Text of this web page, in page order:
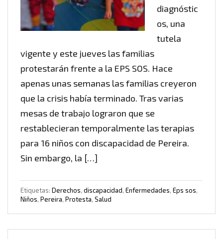
diagnóstic
os, una
tutela
vigente y este jueves las familias
protestarán frente a la EPS SOS. Hace
apenas unas semanas las familias creyeron
que la crisis había terminado. Tras varias
mesas de trabajo lograron que se
restablecieran temporalmente las terapias
para 16 niños con discapacidad de Pereira.
Sin embargo, la […]
Etiquetas: Derechos, discapacidad, Enfermedades, Eps sos,
Niños, Pereira, Protesta, Salud